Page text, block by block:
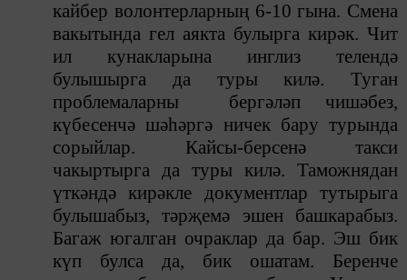
кайбер волонтерларның 6-10 гына. Смена
вакытында гел аякта булырга кирәк. Чит
ил кунакларына инглиз телендә
булышырга да туры килә. Туган
проблемаларны бергәләп чишәбез,
күбесенчә шәһәргә ничек бару турында
сорыйлар. Кайсы-берсенә такси
чакыртырга да туры килә. Таможнядан
үткәндә кирәкле документлар тутырыга
булышабыз, тәрҗемә эшен башкарабыз.
Багаж югалган очраклар да бар. Эш бик
күп булса да, бик ошатам. Беренче